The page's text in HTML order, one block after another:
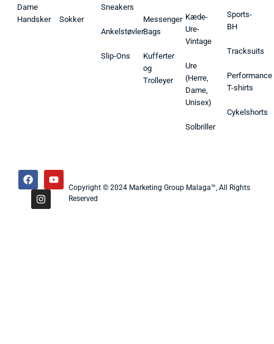
Dame
Handsker
Sokker
Sneakers
Ankelstøvler
Slip-Ons
Messenger
Bags
Kufferter
og
Trolleyer
Kæde-
Ure-
Vintage
Ure
(Herre,
Dame,
Unisex)
Solbriller
Sports-
BH
Tracksuits
Performance
T-shirts
Cykelshorts
Copyright © 2024 Marketing Group Malaga™, All Rights
Reserved